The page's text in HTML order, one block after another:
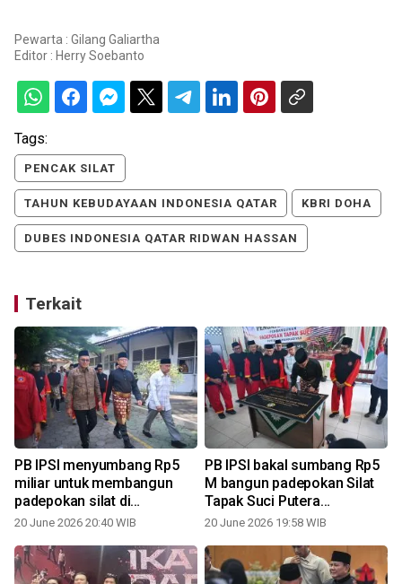
Pewarta : Gilang Galiartha
Editor : Herry Soebanto
Tags:
PENCAK SILAT
TAHUN KEBUDAYAAN INDONESIA QATAR KBRI DOHA
DUBES INDONESIA QATAR RIDWAN HASSAN
Terkait
PB IPSI menyumbang Rp5
miliar untuk membangun
padepokan silat di
Yogyakarta
20 June 2026 20:40 WIB
PB IPSI bakal sumbang Rp5
M bangun padepokan Silat
Tapak Suci Putera
Muhammadiyah di Jogja
20 June 2026 19:58 WIB